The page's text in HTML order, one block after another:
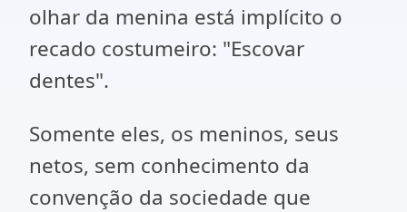
olhar da menina está implícito o
recado costumeiro: "Escovar
dentes".
Somente eles, os meninos, seus
netos, sem conhecimento da
convenção da sociedade que